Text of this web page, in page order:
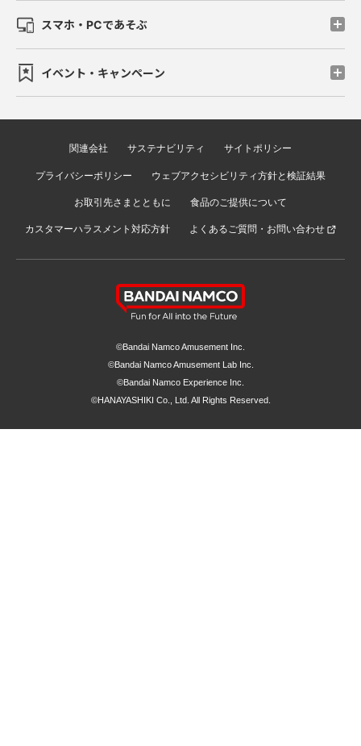
スマホ・PCであそぶ
イベント・キャンペーン
関連会社 サステナビリティ サイトポリシー
プライバシーポリシー ウェブアクセシビリティ方針と検証結果
お取引先さまとともに 食品のご提供について
カスタマーハラスメント対応方針 よくあるご質問・お問い合わせ
©Bandai Namco Amusement Inc.
©Bandai Namco Amusement Lab Inc.
©Bandai Namco Experience Inc.
©HANAYASHIKI Co., Ltd. All Rights Reserved.